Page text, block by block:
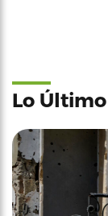
Lo Último